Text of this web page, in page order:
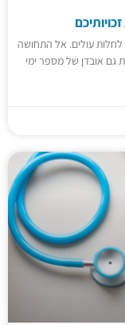
לחלות עולים. אל התחושה
גם אובדן של מספר ימי